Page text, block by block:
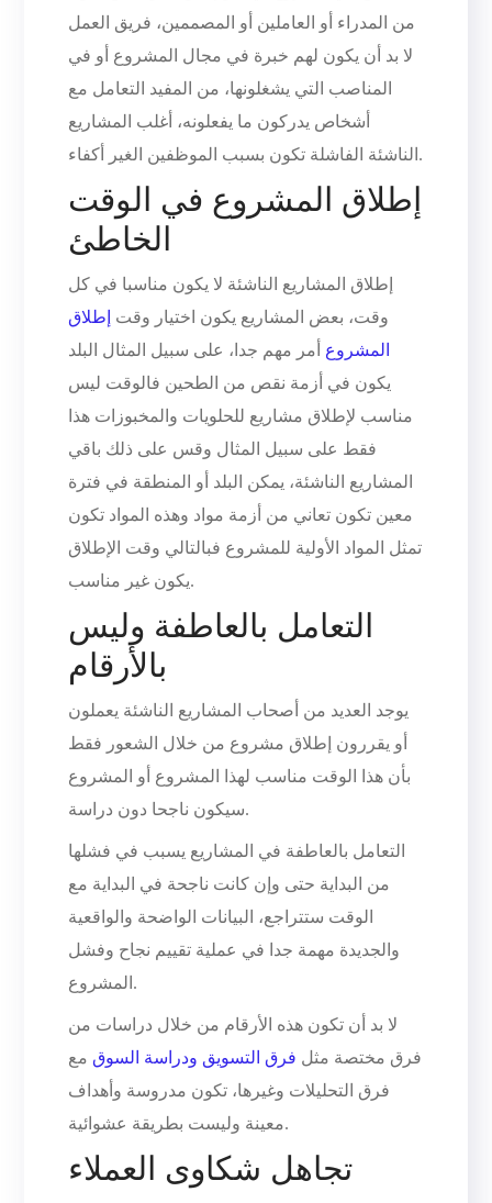
من المدراء أو العاملين أو المصممين، فريق العمل
لا بد أن يكون لهم خبرة في مجال المشروع أو في
المناصب التي يشغلونها، من المفيد التعامل مع
أشخاص يدركون ما يفعلونه، أغلب المشاريع
الناشئة الفاشلة تكون بسبب الموظفين الغير أكفاء.
إطلاق المشروع في الوقت
الخاطئ
إطلاق المشاريع الناشئة لا يكون مناسبا في كل
وقت، بعض المشاريع يكون اختيار وقت إطلاق
المشروع أمر مهم جدا، على سبيل المثال البلد
يكون في أزمة نقص من الطحين فالوقت ليس
مناسب لإطلاق مشاريع للحلويات والمخبوزات هذا
فقط على سبيل المثال وقس على ذلك باقي
المشاريع الناشئة، يمكن البلد أو المنطقة في فترة
معين تكون تعاني من أزمة مواد وهذه المواد تكون
تمثل المواد الأولية للمشروع فبالتالي وقت الإطلاق
يكون غير مناسب.
التعامل بالعاطفة وليس
بالأرقام
يوجد العديد من أصحاب المشاريع الناشئة يعملون
أو يقررون إطلاق مشروع من خلال الشعور فقط
بأن هذا الوقت مناسب لهذا المشروع أو المشروع
سيكون ناجحا دون دراسة.
التعامل بالعاطفة في المشاريع يسبب في فشلها
من البداية حتى وإن كانت ناجحة في البداية مع
الوقت ستتراجع، البيانات الواضحة والواقعية
والجديدة مهمة جدا في عملية تقييم نجاح وفشل
المشروع.
لا بد أن تكون هذه الأرقام من خلال دراسات من
فرق مختصة مثل فرق التسويق ودراسة السوق مع
فرق التحليلات وغيرها، تكون مدروسة وأهداف
معينة وليست بطريقة عشوائية.
تجاهل شكاوى العملاء